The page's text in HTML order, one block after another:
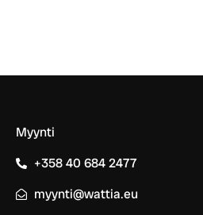
Myynti
+358 40 684 2477
myynti@wattia.eu